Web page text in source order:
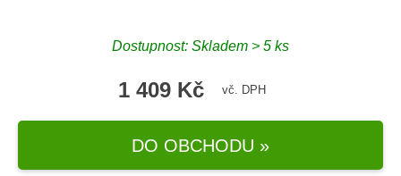
Dostupnost: Skladem > 5 ks
1 409 Kč vč. DPH
DO OBCHODU »